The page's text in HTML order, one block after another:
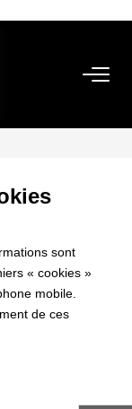
sont
« cookies »
mobile.
de ces